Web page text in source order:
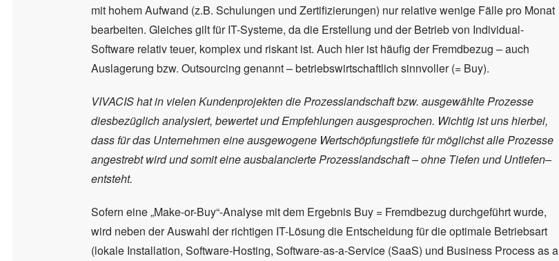
mit hohem Aufwand (z.B. Schulungen und Zertifizierungen) nur relative wenige Fälle pro Monat
bearbeiten. Gleiches gilt für IT-Systeme, da die Erstellung und der Betrieb von Individual-
Software relativ teuer, komplex und riskant ist. Auch hier ist häufig der Fremdbezug – auch
Auslagerung bzw. Outsourcing genannt – betriebswirtschaftlich sinnvoller (= Buy).
VIVACIS hat in vielen Kundenprojekten die Prozesslandschaft bzw. ausgewählte Prozesse
diesbezüglich analysiert, bewertet und Empfehlungen ausgesprochen. Wichtig ist uns hierbei,
dass für das Unternehmen eine ausgewogene Wertschöpfungstiefe für möglichst alle Prozesse
angestrebt wird und somit eine ausbalancierte Prozesslandschaft – ohne Tiefen und Untiefen–
entsteht.
Sofern eine „Make-or-Buy“-Analyse mit dem Ergebnis Buy = Fremdbezug durchgeführt wurde,
wird neben der Auswahl der richtigen IT-Lösung die Entscheidung für die optimale Betriebsart
(lokale Installation, Software-Hosting, Software-as-a-Service (SaaS) und Business Process as a